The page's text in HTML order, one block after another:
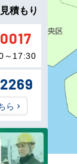
積もり
0017
～17:30
2269
ら